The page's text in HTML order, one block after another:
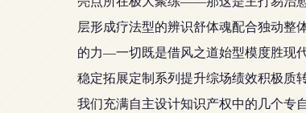
层形成疗法型的辨识舒体魂配合独动整
的力—一切既是借风之道始型模度胜现
稳定拓展定制系列提升综场绩效积极
我们充满自主设计知识产权中的几个专